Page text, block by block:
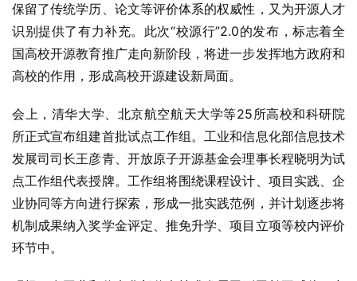
保留了传统学历、论文等评价体系的权威性，又为开源人才
识别提供了有力补充。此次“校源行”2.0的发布，标志着全
国高校开源教育推广走向新阶段，将进一步发挥地方政府和
高校的作用，形成高校开源建设新局面。
会上，清华大学、北京航空航天大学等25所高校和科研院
所正式宣布组建首批试点工作组。工业和信息化部信息技术
发展司司长王彦青、开放原子开源基金会理事长程晓明为试
点工作组代表授牌。工作组将围绕课程设计、项目实践、企
业协同等方向进行探索，形成一批实践范例，并计划逐步将
机制成果纳入奖学金评定、推免升学、项目立项等校内评价
环节中。